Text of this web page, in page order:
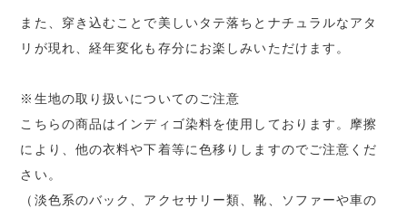
また、穿き込むことで美しいタテ落ちとナチュラルなアタ
リが現れ、経年変化も存分にお楽しみいただけます。
※生地の取り扱いについてのご注意
こちらの商品はインディゴ染料を使用しております。摩擦
により、他の衣料や下着等に色移りしますのでご注意くだ
さい。
（淡色系のバック、アクセサリー類、靴、ソファーや車の